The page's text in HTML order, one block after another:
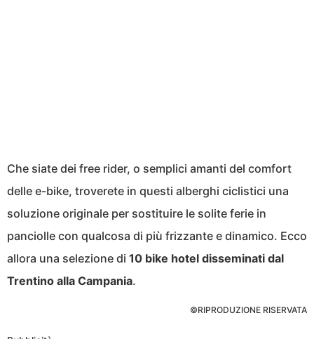
Che siate dei free rider, o semplici amanti del comfort
delle e-bike, troverete in questi alberghi ciclistici una
soluzione originale per sostituire le solite ferie in
panciolle con qualcosa di più frizzante e dinamico. Ecco
allora una selezione di 10 bike hotel disseminati dal
Trentino alla Campania.
©RIPRODUZIONE RISERVATA